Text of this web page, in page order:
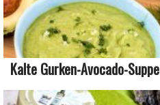
Kalte Gurken-Avocado-Suppe